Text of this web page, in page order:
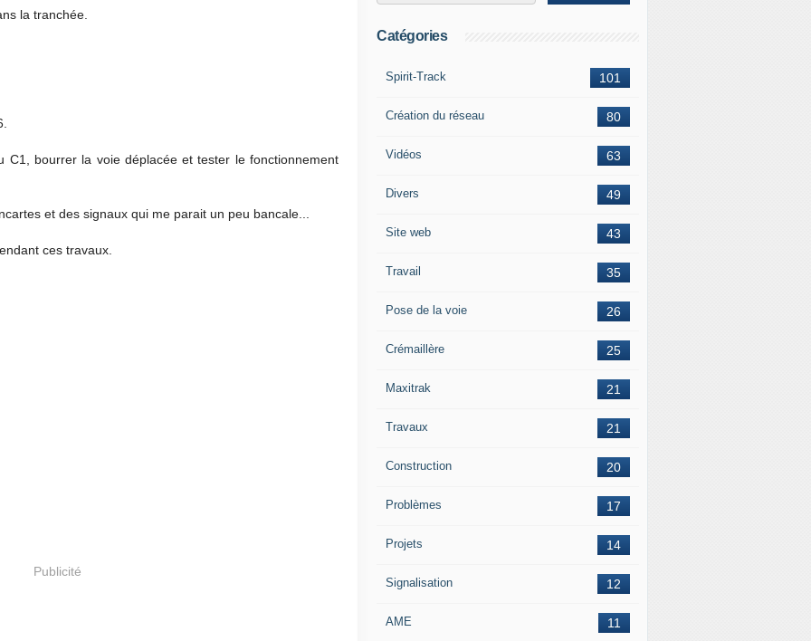
la tranchée.
bourrer la voie déplacée et tester le fonctionnement
et des signaux qui me parait un peu bancale...
ces travaux.
Publicité
Catégories
101
Spirit-Track
80
Création du réseau
63
Vidéos
49
Divers
43
Site web
35
Travail
26
Pose de la voie
25
Crémaillère
21
Maxitrak
21
Travaux
20
Construction
17
Problèmes
14
Projets
12
Signalisation
11
AME